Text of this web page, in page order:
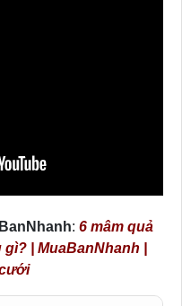
: 6 mâm quả
| MuaBanNhanh |